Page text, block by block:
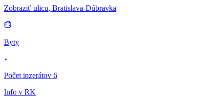
Zobraziť ulicu, Bratislava-Dúbravka
Byty
Počet inzerátov 6
Info v RK